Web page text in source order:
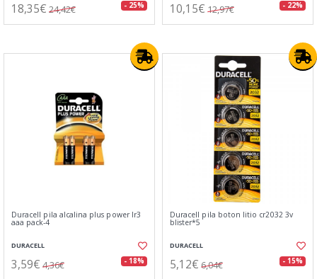
18,35€ 24,42€ - 25% 10,15€ 12,97€ - 22%
Duracell pila alcalina plus power lr3
aaa pack-4
DURACELL
3,59€ 4,36€ - 18%
Duracell pila boton litio cr2032 3v
blister*5
DURACELL
5,12€ 6,04€ - 15%